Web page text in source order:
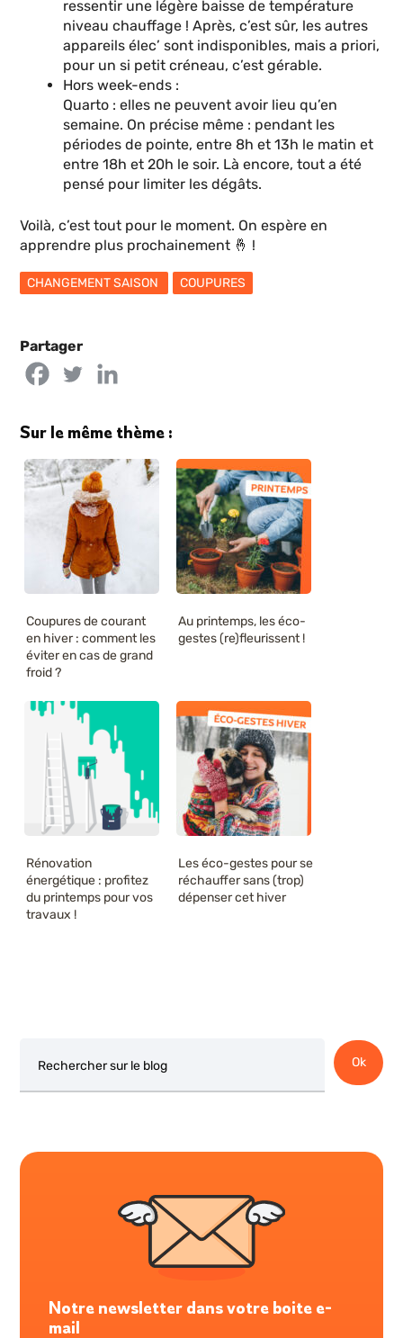
ressentir une légère baisse de température
niveau chauffage ! Après, c’est sûr, les autres
appareils élec’ sont indisponibles, mais a priori,
pour un si petit créneau, c’est gérable.
Hors week-ends :
Quarto : elles ne peuvent avoir lieu qu’en
semaine. On précise même : pendant les
périodes de pointe, entre 8h et 13h le matin et
entre 18h et 20h le soir. Là encore, tout a été
pensé pour limiter les dégâts.
Voilà, c’est tout pour le moment. On espère en
apprendre plus prochainement 🤞 !
CHANGEMENT SAISON COUPURES
Partager
Sur le même thème :
Coupures de courant
en hiver : comment les
éviter en cas de grand
froid ?
Au printemps, les éco-
gestes (re)fleurissent !
Rénovation
énergétique : profitez
du printemps pour vos
travaux !
Les éco-gestes pour se
réchauffer sans (trop)
dépenser cet hiver
Ok
Notre newsletter dans votre boite e-
mail